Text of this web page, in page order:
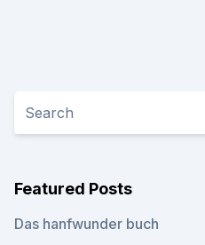
Featured Posts
Das hanfwunder buch